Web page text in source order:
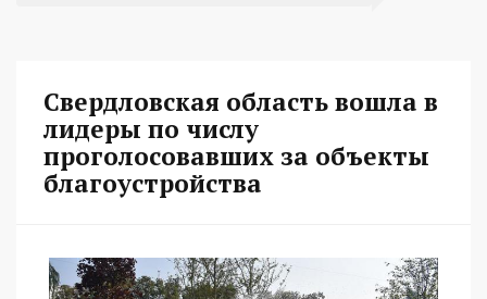
Свердловская область вошла в
лидеры по числу
проголосовавших за объекты
благоустройства